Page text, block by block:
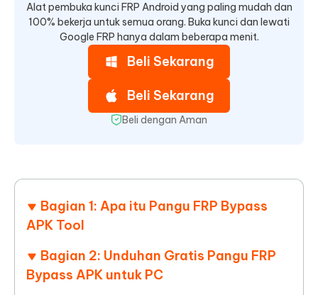
Alat pembuka kunci FRP Android yang paling mudah dan
100% bekerja untuk semua orang. Buka kunci dan lewati
Google FRP hanya dalam beberapa menit.
Beli Sekarang
Beli Sekarang
Beli dengan Aman
Bagian 1: Apa itu Pangu FRP Bypass
APK Tool
Bagian 2: Unduhan Gratis Pangu FRP
Bypass APK untuk PC